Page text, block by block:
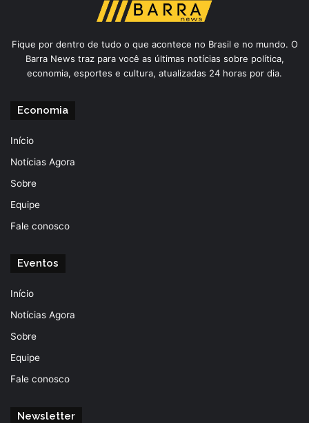
Fique por dentro de tudo o que acontece no Brasil e no mundo. O
Barra News traz para você as últimas notícias sobre política,
economia, esportes e cultura, atualizadas 24 horas por dia.
Economia
Início
Notícias Agora
Sobre
Equipe
Fale conosco
Eventos
Início
Notícias Agora
Sobre
Equipe
Fale conosco
Newsletter